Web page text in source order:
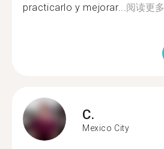
practicarlo y mejorar... 阅读更多
C.
Mexico City